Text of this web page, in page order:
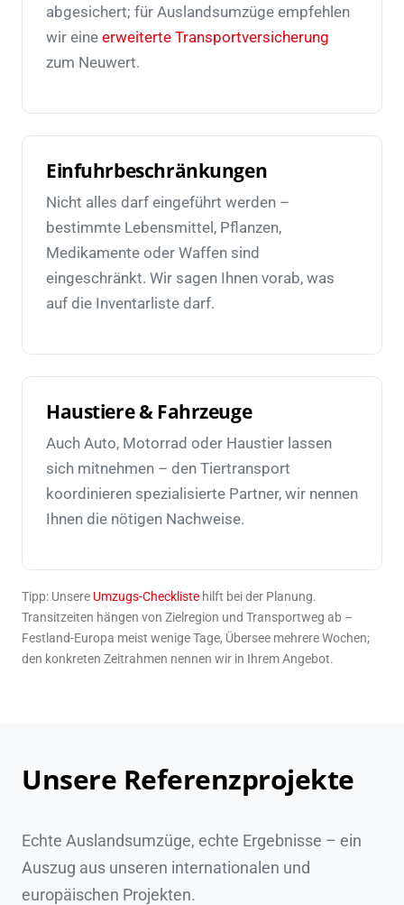
abgesichert; für Auslandsumzüge empfehlen
wir eine erweiterte Transportversicherung
zum Neuwert.
Einfuhrbeschränkungen
Nicht alles darf eingeführt werden –
bestimmte Lebensmittel, Pflanzen,
Medikamente oder Waffen sind
eingeschränkt. Wir sagen Ihnen vorab, was
auf die Inventarliste darf.
Haustiere & Fahrzeuge
Auch Auto, Motorrad oder Haustier lassen
sich mitnehmen – den Tiertransport
koordinieren spezialisierte Partner, wir nennen
Ihnen die nötigen Nachweise.
Tipp: Unsere Umzugs-Checkliste hilft bei der Planung.
Transitzeiten hängen von Zielregion und Transportweg ab –
Festland-Europa meist wenige Tage, Übersee mehrere Wochen;
den konkreten Zeitrahmen nennen wir in Ihrem Angebot.
Unsere Referenzprojekte
Echte Auslandsumzüge, echte Ergebnisse – ein
Auszug aus unseren internationalen und
europäischen Projekten.